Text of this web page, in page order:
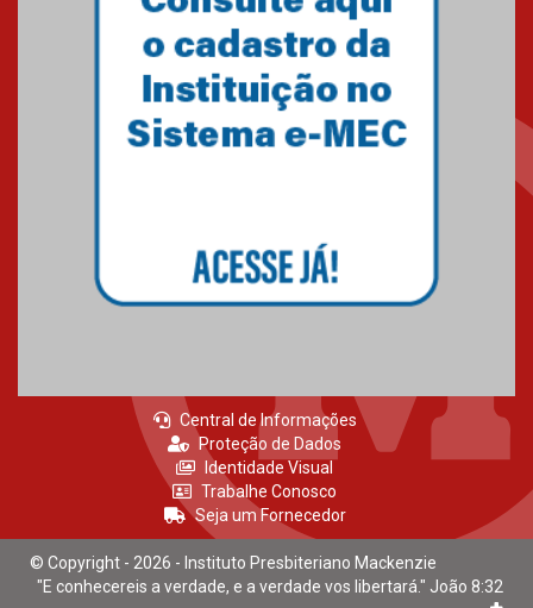
Como o Colégio Mackenzie
Brasília prepara seus
estudantes para o PAS antes
mesmo do Ensino Médio
04.08.2026
Central de Informações
Proteção de Dados
Identidade Visual
Trabalhe Conosco
Seja um Fornecedor
© Copyright - 2026 - Instituto Presbiteriano Mackenzie
"E conhecereis a verdade, e a verdade vos libertará." João 8:32